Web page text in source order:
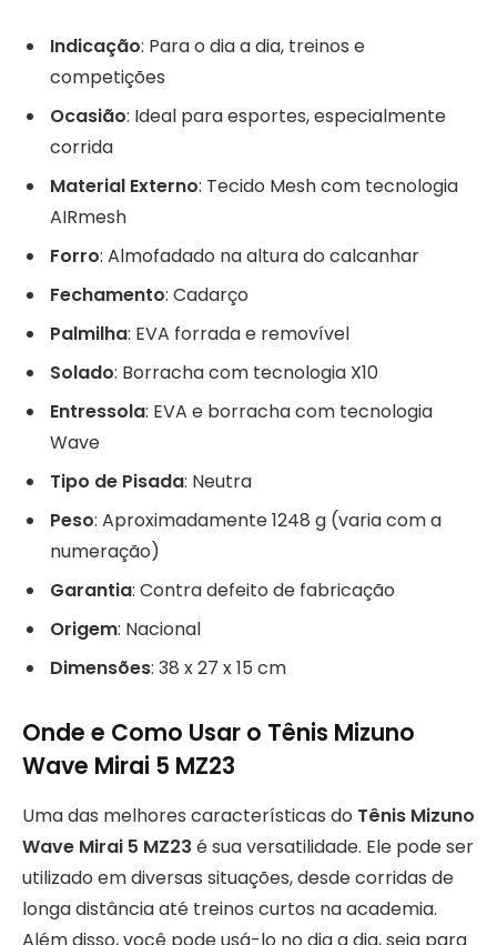
Indicação: Para o dia a dia, treinos e
competições
Ocasião: Ideal para esportes, especialmente
corrida
Material Externo: Tecido Mesh com tecnologia
AIRmesh
Forro: Almofadado na altura do calcanhar
Fechamento: Cadarço
Palmilha: EVA forrada e removível
Solado: Borracha com tecnologia X10
Entressola: EVA e borracha com tecnologia
Wave
Tipo de Pisada: Neutra
Peso: Aproximadamente 1248 g (varia com a
numeração)
Garantia: Contra defeito de fabricação
Origem: Nacional
Dimensões: 38 x 27 x 15 cm
Onde e Como Usar o Tênis Mizuno
Wave Mirai 5 MZ23
Uma das melhores características do Tênis Mizuno
Wave Mirai 5 MZ23 é sua versatilidade. Ele pode ser
utilizado em diversas situações, desde corridas de
longa distância até treinos curtos na academia.
Além disso, você pode usá-lo no dia a dia, seja para